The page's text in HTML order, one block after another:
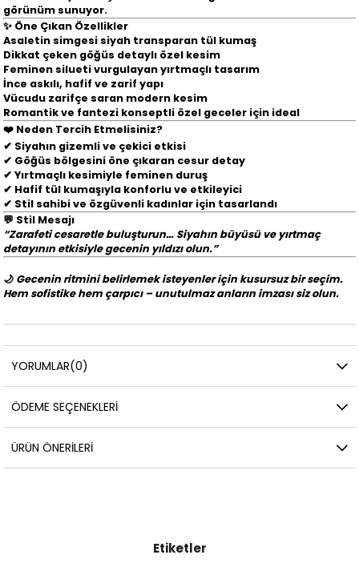
görünüm sunuyor.
✨ Öne Çıkan Özellikler
Asaletin simgesi siyah transparan tül kumaş
Dikkat çeken göğüs detaylı özel kesim
Feminen silueti vurgulayanyırtmaçlı tasarım
İnce askılı, hafif ve zarif yapı
Vücudu zarifçe saran modern kesim
Romantik ve fantezi konseptli özel geceler için ideal
❤️ Neden Tercih Etmelisiniz?
✔ Siyahın gizemli ve çekici etkisi
✔ Göğüs bölgesini öne çıkaran cesur detay
✔ Yırtmaçlı kesimiyle feminen duruş
✔ Hafif tül kumaşıyla konforlu ve etkileyici
✔ Stil sahibi ve özgüvenli kadınlar için tasarlandı
💬 Stil Mesajı
“Zarafeti cesaretle buluşturun… Siyahın büyüsü ve yırtmaç
detayının etkisiyle gecenin yıldızı olun.”
🌙 Gecenin ritmini belirlemek isteyenler için kusursuz bir seçim.
Hem sofistike hem çarpıcı – unutulmaz anların imzası siz olun.
YORUMLAR(0)
ÖDEME SEÇENEKLERI
ÜRÜN ÖNERILERI
Etiketler